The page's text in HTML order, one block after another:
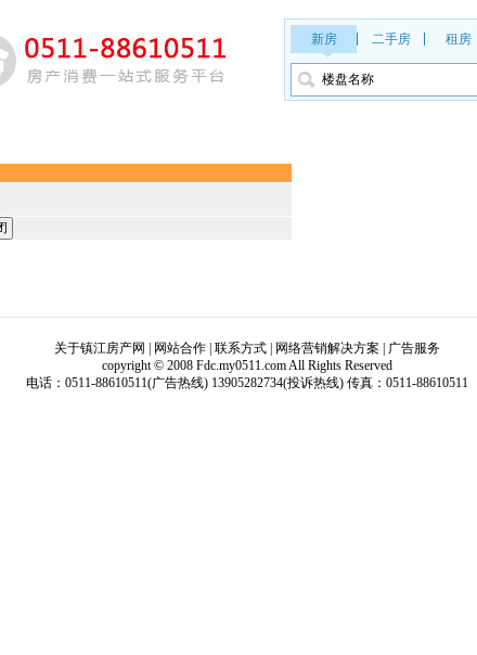
新房 二手房 租房
关于镇江房产网 网站合作 联系方式 | 网络营销解决方案 | 广告服务
copyright © 2008 Fdc.my0511.com All Rights Reserved
电话：0511-88610511(广告热线) 13905282734(投诉热线) 传真：0511-88610511